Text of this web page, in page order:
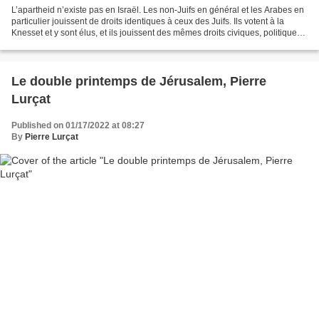
L’apartheid n’existe pas en Israël. Les non-Juifs en général et les Arabes en
particulier jouissent de droits identiques à ceux des Juifs. Ils votent à la
Knesset et y sont élus, et ils jouissent des mêmes droits civiques, politiques,
Le double printemps de Jérusalem, Pierre
Lurçat
Published on 01/17/2022 at 08:27
By Pierre Lurçat